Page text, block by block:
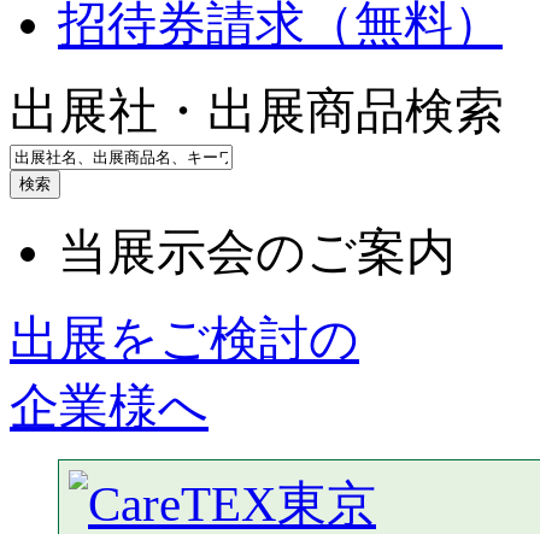
招待券請求（無料）
出展社・出展商品検索
検索
当展示会のご案内
出展をご検討の
企業様へ